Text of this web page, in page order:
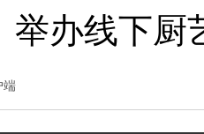
举办线下
端